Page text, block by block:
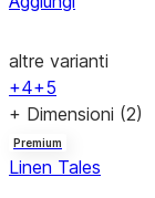
altre varianti
+4+5
+ Dimensioni (2)
Premium
Linen Tales